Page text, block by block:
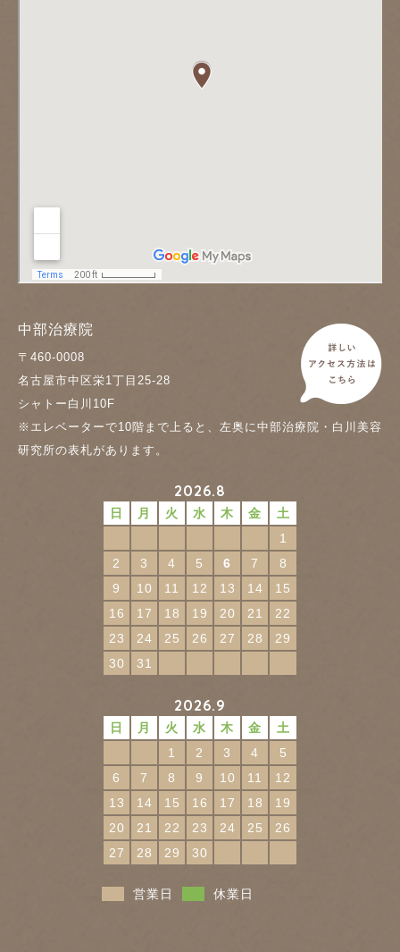
中部治療院
〒460-0008
名古屋市中区栄1丁目25-28
シャトー白川10F
※エレベーターで10階まで上ると、左奥に中部治療院・白川美容
研究所の表札があります。
2026.8
日 月 火 水 木 金
土
1
2
3 4 5 6 7
8
9
10 11 12 13 14
15
16
17 18 19 20 21
22
23
24 25 26 27 28
29
30
31
2026.9
日 月 火 水 木 金
土
1
2 3 4
5
6
7 8 9 10 11
12
13
14 15 16 17 18
19
20
21 22 23 24 25
26
27
28 29 30
営業日 休業日